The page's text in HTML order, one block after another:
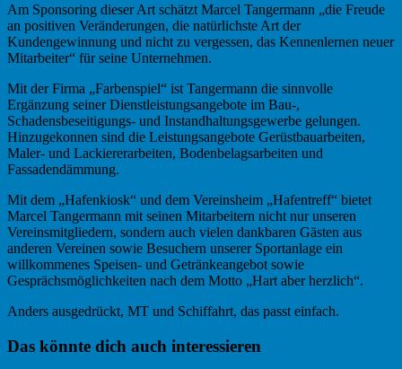
Am Sponsoring dieser Art schätzt Marcel Tangermann „die Freude
an positiven Veränderungen, die natürlichste Art der
Kundengewinnung und nicht zu vergessen, das Kennenlernen neuer
Mitarbeiter“ für seine Unternehmen.
Mit der Firma „Farbenspiel“ ist Tangermann die sinnvolle
Ergänzung seiner Dienstleistungsangebote im Bau-,
Schadensbeseitigungs- und Instandhaltungsgewerbe gelungen.
Hinzugekonnen sind die Leistungsangebote Gerüstbauarbeiten,
Maler- und Lackiererarbeiten, Bodenbelagsarbeiten und
Fassadendämmung.
Mit dem „Hafenkiosk“ und dem Vereinsheim „Hafentreff“ bietet
Marcel Tangermann mit seinen Mitarbeitern nicht nur unseren
Vereinsmitgliedern, sondern auch vielen dankbaren Gästen aus
anderen Vereinen sowie Besuchern unserer Sportanlage ein
willkommenes Speisen- und Getränkeangebot sowie
Gesprächsmöglichkeiten nach dem Motto „Hart aber herzlich“.
Anders ausgedrückt, MT und Schiffahrt, das passt einfach.
Haupt-
Das könnte dich auch interessieren